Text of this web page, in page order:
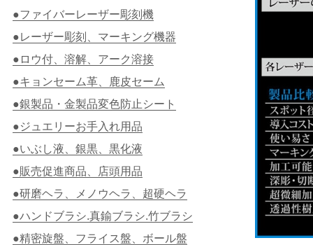
●ファイバーレーザー彫刻機
●レーザー彫刻、マーキング機器
●ロウ付、溶解、アーク溶接
●キョンセーム革、鹿皮セーム
●銀製品・金製品変色防止シート
●ジュエリーお手入れ用品
●いぶし液、銀黒、黒化液
●販売促進商品、店頭用品
●研磨ヘラ、メノウヘラ、超硬ヘラ
●ハンドブラシ.真鍮ブラシ.竹ブラシ
●精密旋盤、フライス盤、ボール盤